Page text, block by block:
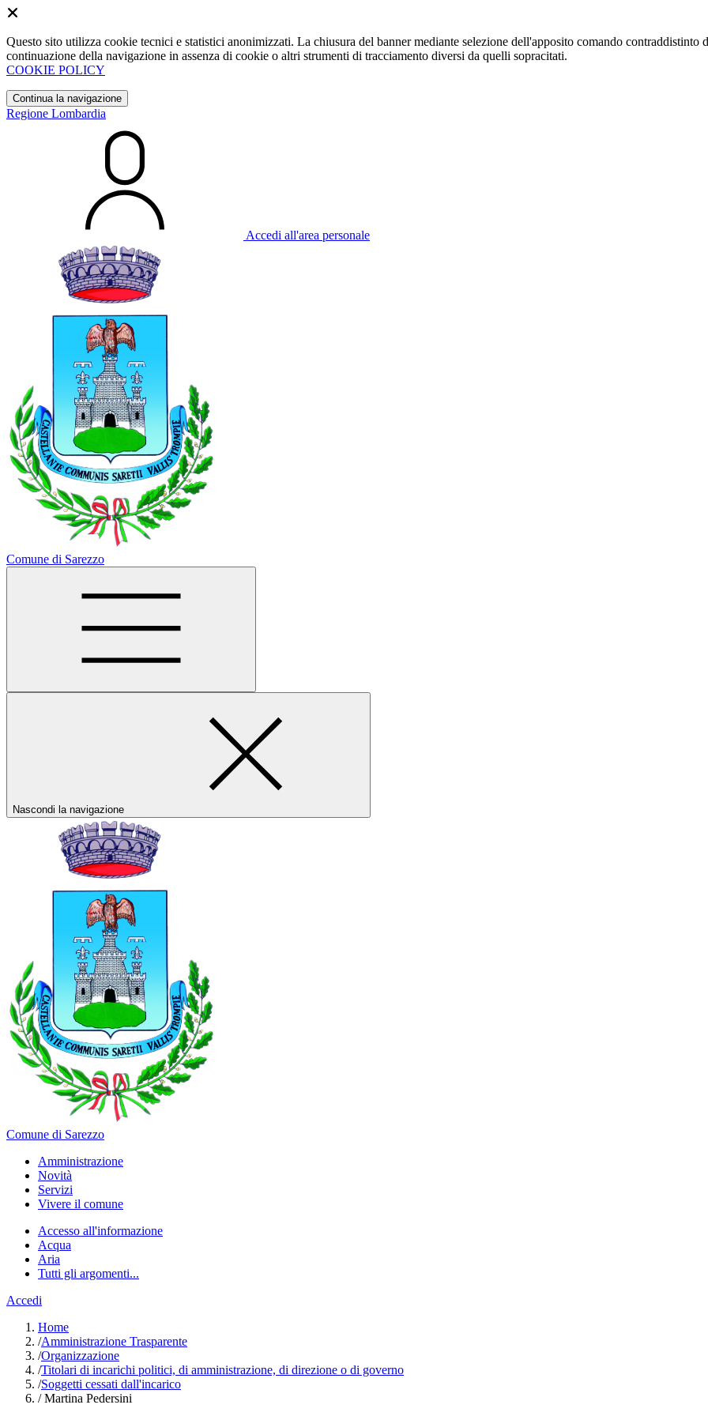
Questo sito utilizza cookie tecnici e statistici anonimizzati. La chiusura del banner mediante selezione dell'apposito comando
continuazione della navigazione in assenza di cookie o altri strumenti di tracciamento diversi da quelli sopracitati.
COOKIE POLICY
Continua la navigazione
Regione Lombardia
Accedi all'area personale
Comune di Sarezzo
Nascondi la navigazione
Comune di Sarezzo
Amministrazione
Novità
Servizi
Vivere il comune
Accesso all'informazione
Acqua
Aria
Tutti gli argomenti...
Accedi
Home
/Amministrazione Trasparente
/Organizzazione
/Titolari di incarichi politici, di amministrazione, di direzione o di governo
/Soggetti cessati dall'incarico
/Martina Pedersini